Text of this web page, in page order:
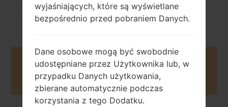
Android Oreo 8.1.0
Sierpień, 2018
Buy accessories on Amazon
wyjaśniających, które są wyświetlane
bezpośrednio przed pobraniem Danych.
Dane osobowe mogą być swobodnie
udostępniane przez Użytkownika lub, w
przypadku Danych użytkowania,
zbierane automatycznie podczas
korzystania z tego Dodatku.